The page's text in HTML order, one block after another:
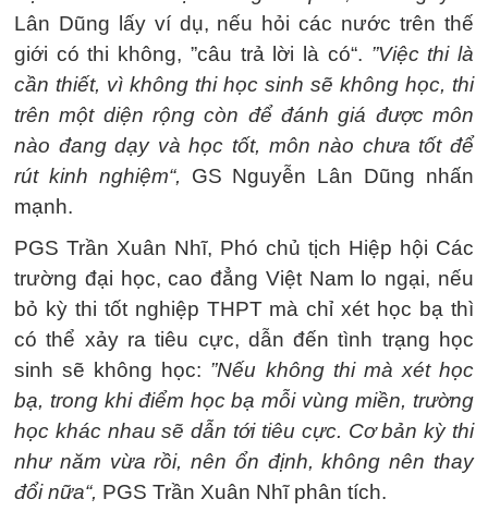
Lân Dũng lấy ví dụ, nếu hỏi các nước trên thế
giới có thi không, ”câu trả lời là có“. ”Việc thi là
cần thiết, vì không thi học sinh sẽ không học, thi
trên một diện rộng còn để đánh giá được môn
nào đang dạy và học tốt, môn nào chưa tốt để
rút kinh nghiệm“, GS Nguyễn Lân Dũng nhấn
mạnh.
PGS Trần Xuân Nhĩ, Phó chủ tịch Hiệp hội Các
trường đại học, cao đẳng Việt Nam lo ngại, nếu
bỏ kỳ thi tốt nghiệp THPT mà chỉ xét học bạ thì
có thể xảy ra tiêu cực, dẫn đến tình trạng học
sinh sẽ không học: ”Nếu không thi mà xét học
bạ, trong khi điểm học bạ mỗi vùng miền, trường
học khác nhau sẽ dẫn tới tiêu cực. Cơ bản kỳ thi
như năm vừa rồi, nên ổn định, không nên thay
đổi nữa“, PGS Trần Xuân Nhĩ phân tích.